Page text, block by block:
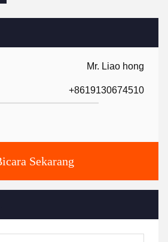
Mr. Liao hong
+8619130674510
Sekarang